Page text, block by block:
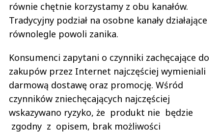
równie chętnie korzystamy z obu kanałów.
Tradycyjny podział na osobne kanały działające
równolegle powoli zanika.
Konsumenci zapytani o czynniki zachęcające do
zakupów przez Internet najczęściej wymieniali
darmową dostawę oraz promocję. Wśród
czynników zniechęcających najczęściej
wskazywano ryzyko, że produkt nie będzie
zgodny z opisem, brak możliwości